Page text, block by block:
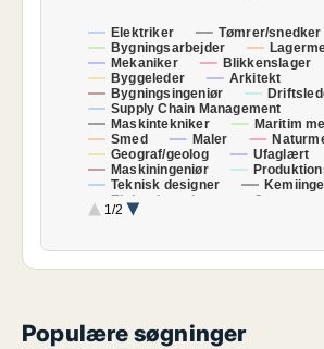
Elektriker
Tømrer/snedker
Bygningsarbejder
Mekaniker
Blikkenslager
Byggeleder
Arkitekt
Bygningsingeniør
Supply Chain Management
Maskintekniker
Maritim
Smed
Maler
Geograf/geolog
Ufaglært
Maskiningeniør
Teknisk designer
Elektroingeniør
Gartner
Murer
1/2
Populære søgninger